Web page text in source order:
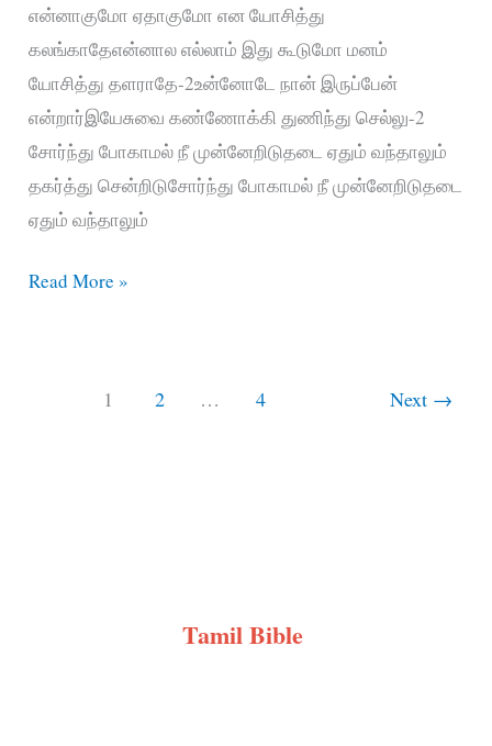
என்னாகுமோ ஏதாகுமோ என யோசித்து
கலங்காதேஎன்னால எல்லாம் இது கூடுமோ மனம்
யோசித்து தளராதே-2உன்னோடே நான் இருப்பேன்
என்றார்இயேசுவை கண்ணோக்கி துணிந்து செல்லு-2
சோர்ந்து போகாமல் நீ முன்னேறிடுதடை ஏதும் வந்தாலும்
தகர்த்து சென்றிடுசோர்ந்து போகாமல் நீ முன்னேறிடுதடை
ஏதும் வந்தாலும்
தோல்வியே
Read More »
1 2 … 4 Next →
Tamil Bible